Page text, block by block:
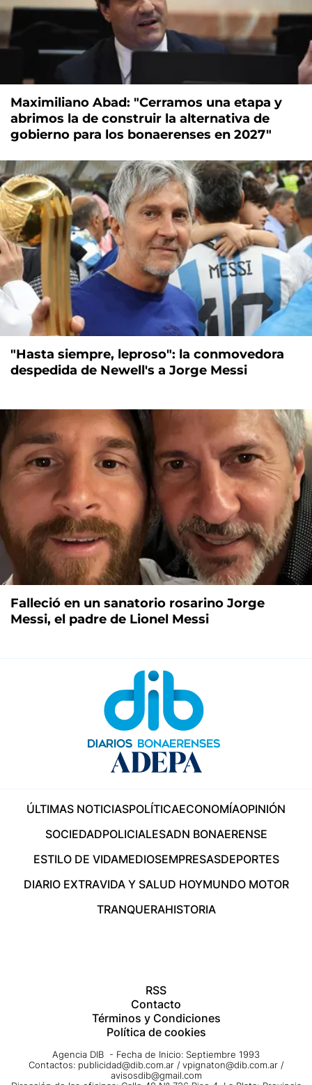
Maximiliano Abad: "Cerramos una etapa y
abrimos la de construir la alternativa de
gobierno para los bonaerenses en 2027"
"Hasta siempre, leproso": la conmovedora
despedida de Newell's a Jorge Messi
Falleció en un sanatorio rosarino Jorge
Messi, el padre de Lionel Messi
ÚLTIMAS NOTICIASPOLÍTICAECONOMÍAOPINIÓN
SOCIEDADPOLICIALESADN BONAERENSE
ESTILO DE VIDAMEDIOSEMPRESASDEPORTES
DIARIO EXTRAVIDA Y SALUD HOYMUNDO MOTOR
TRANQUERAHISTORIA
RSS
Contacto
Términos y Condiciones
Política de cookies
Agencia DIB - Fecha de Inicio: Septiembre 1993
Contactos: publicidad@dib.com.ar / vpignaton@dib.com.ar /
avisosdib@gmail.com